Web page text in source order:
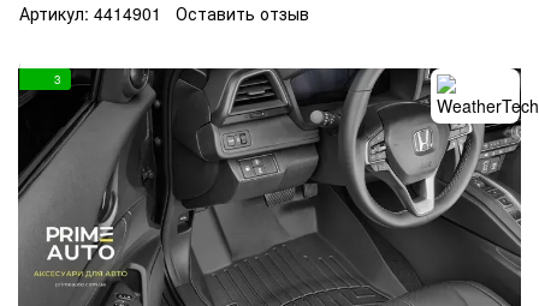
Артикул: 4414901 Оставить отзыв
3